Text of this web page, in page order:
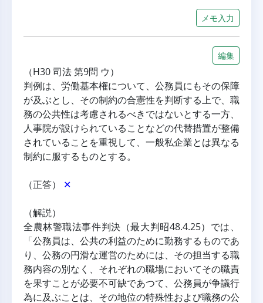
メモ入力
編集
（H30 司法 第9問 ウ）
判例は、労働基本権について、公務員にもその保障
が及ぶとし、その制約の合憲性を判断する上で、職
務の公共性は考慮されるべきではないとする一方、
人事院が設けられていることなどの代替措置が整備
されていることを重視して、一般私企業とは異なる
制約に服するものとする。
（正答） ✕
（解説）
全農林警職法事件判決（最大判昭48.4.25）では、
「公務員は、公共の利益のために勤務するものであ
り、公務の円滑な運営のためには、その担当する職
務内容の別なく、それぞれの職場においてその職責
を果すことが必要不可缺であつて、公務員が争議行
為に及ぶことは、その地位の特殊性および職務の公